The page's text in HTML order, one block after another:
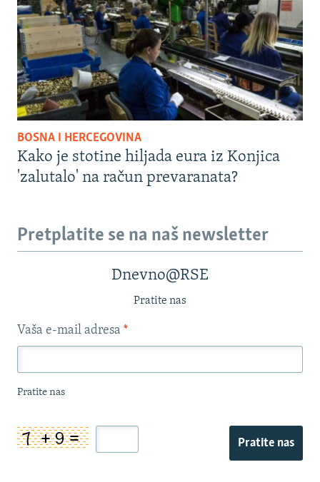
BOSNA I HERCEGOVINA
Kako je stotine hiljada eura iz Konjica
'zalutalo' na račun prevaranata?
Pretplatite se na naš newsletter
Dnevno@RSE
Pratite nas
Vaša e-mail adresa *
Pratite nas
Pratite nas